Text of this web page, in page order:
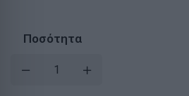
Ποσότητα